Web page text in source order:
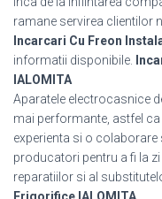
ramane servirea clientilor
Incarcari Cu Freon
informatii disponibile.
IALOMITA
Aparatele electrocasnice
mai performante, astfel
experienta si o
producatori pentru a fi la
reparatiilor si al